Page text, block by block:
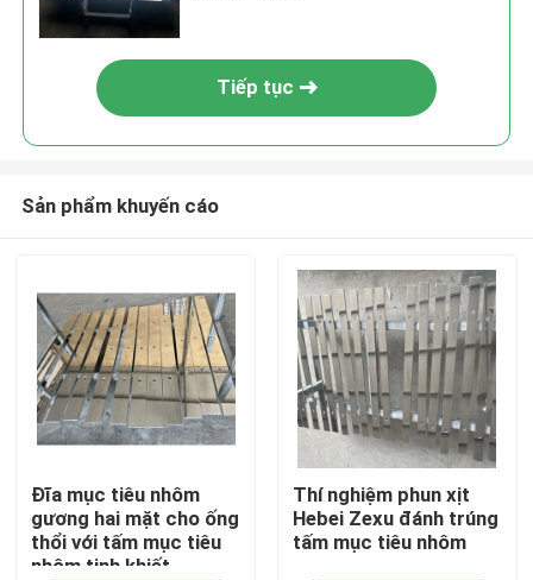
Tiếp tục
Sản phẩm khuyến cáo
Đĩa mục tiêu nhôm
gương hai mặt cho ống
thổi với tấm mục tiêu
nhôm tinh khiết
Thí nghiệm phun xịt
Hebei Zexu đánh trúng
tấm mục tiêu nhôm